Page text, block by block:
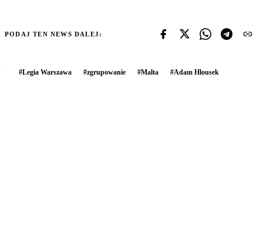
PODAJ TEN NEWS DALEJ:
#Legia Warszawa #zgrupowanie #Malta #Adam Hlousek